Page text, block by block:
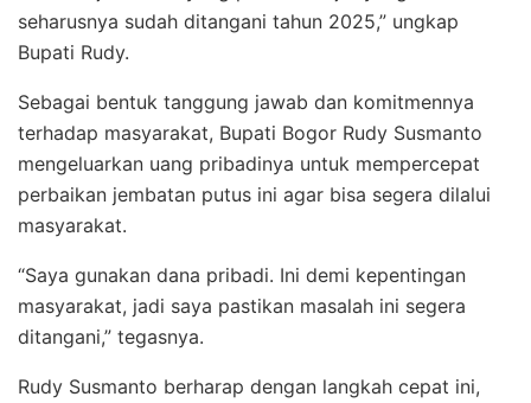
seharusnya sudah ditangani tahun 2025,” ungkap
Bupati Rudy.
Sebagai bentuk tanggung jawab dan komitmennya
terhadap masyarakat, Bupati Bogor Rudy Susmanto
mengeluarkan uang pribadinya untuk mempercepat
perbaikan jembatan putus ini agar bisa segera dilalui
masyarakat.
“Saya gunakan dana pribadi. Ini demi kepentingan
masyarakat, jadi saya pastikan masalah ini segera
ditangani,” tegasnya.
Rudy Susmanto berharap dengan langkah cepat ini,